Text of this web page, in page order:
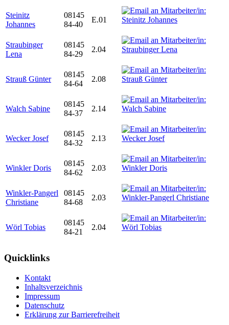
Steinitz
Johannes
08145
84-40
E.01
Straubinger
Lena
08145
84-29
2.04
Strauß Günter
08145
84-64
2.08
Walch Sabine
08145
84-37
2.14
Wecker Josef
08145
84-32
2.13
Winkler Doris
08145
84-62
2.03
Winkler-Pangerl
Christiane
08145
84-68
2.03
Wörl Tobias
08145
84-21
2.04
Quicklinks
Kontakt
Inhaltsverzeichnis
Impressum
Datenschutz
Erklärung zur Barrierefreiheit